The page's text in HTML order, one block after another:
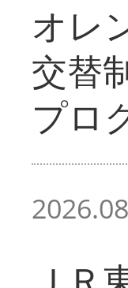
オレ
交替
プロ